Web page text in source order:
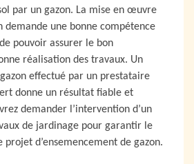
par un gazon. La mise en œuvre
une bonne compétence
pouvoir assurer le bon
réalisation des travaux. Un
effectué par un prestataire
donne un résultat fiable et
demander l’intervention d’un
de jardinage pour garantir le
d’ensemencement de gazon.